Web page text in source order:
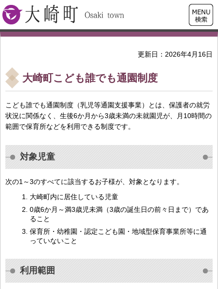
大崎町
検索・
共通メ
ニュー
更新日：2026年4月16日
大崎町こども誰でも通園制度
こども誰でも通園制度（乳児等通園支援事業）とは、保護者の就労
状況に関係なく、生後6か月から3歳未満の未就園児が、月10時間の
範囲で保育所などを利用できる制度です。
対象児童
次の1～3のすべてに該当するお子様が、対象となります。
大崎町内に居住している児童
0歳6か月～満3歳児未満（3歳の誕生日の前々日まで）であ
ること
保育所・幼稚園・認定こども園・地域型保育事業所等に通
っていないこと
利用範囲